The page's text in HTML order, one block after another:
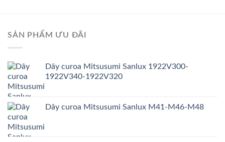
SẢN PHẨM ƯU ĐÃI
Dây curoa Mitsusumi Sanlux 1922V300-
1922V340-1922V320
Dây curoa Mitsusumi Sanlux M41-M46-M48